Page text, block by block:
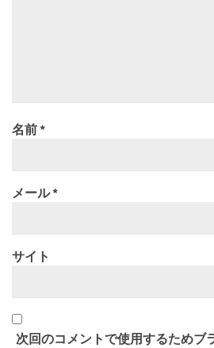
名前*
メール*
サイト
次回のコメントで使用するためブ